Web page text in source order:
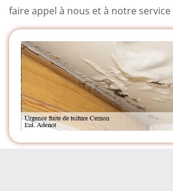
faire appel à nous et à notre